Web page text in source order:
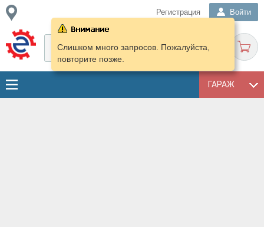
Регистрация Войти
ГАРАЖ
Слишком много запросов. Пожалуйста,
повторите позже.